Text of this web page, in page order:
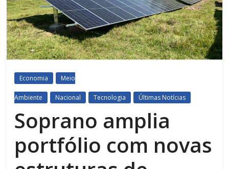
Economia Meio
Ambiente Nacional Tecnologia Últimas Notícias
Soprano amplia
portfólio com novas